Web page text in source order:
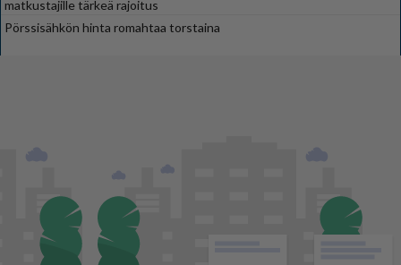
matkustajille tärkeä rajoitus
Pörssisähkön hinta romahtaa torstaina